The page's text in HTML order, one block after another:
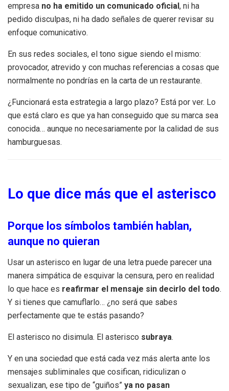
empresa no ha emitido un comunicado oficial, ni ha
pedido disculpas, ni ha dado señales de querer revisar su
enfoque comunicativo.
En sus redes sociales, el tono sigue siendo el mismo:
provocador, atrevido y con muchas referencias a cosas que
normalmente no pondrías en la carta de un restaurante.
¿Funcionará esta estrategia a largo plazo? Está por ver. Lo
que está claro es que ya han conseguido que su marca sea
conocida… aunque no necesariamente por la calidad de sus
hamburguesas.
Lo que dice más que el asterisco
Porque los símbolos también hablan,
aunque no quieran
Usar un asterisco en lugar de una letra puede parecer una
manera simpática de esquivar la censura, pero en realidad
lo que hace es reafirmar el mensaje sin decirlo del todo.
Y si tienes que camuflarlo… ¿no será que sabes
perfectamente que te estás pasando?
El asterisco no disimula. El asterisco subraya.
Y en una sociedad que está cada vez más alerta ante los
mensajes subliminales que cosifican, ridiculizan o
sexualizan, ese tipo de “guiños” ya no pasan